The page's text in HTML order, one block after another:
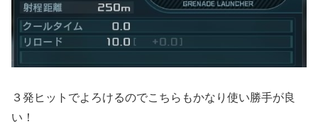
３発ヒットでよろけるのでこちらもかなり使い勝手が良
い！